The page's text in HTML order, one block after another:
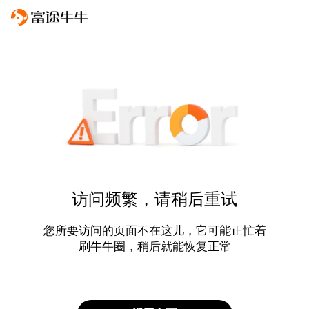
访问频繁，请稍后重试
您所要访问的页面不在这儿，它可能正忙着
刷牛牛圈，稍后就能恢复正常